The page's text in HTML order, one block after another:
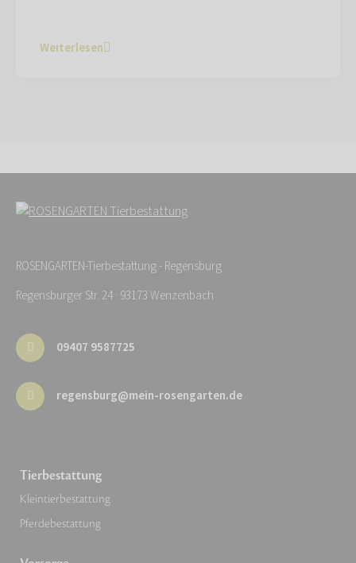
Weiterlesen
ROSENGARTEN-Tierbestattung - Regensburg
Regensburger Str. 24 · 93173 Wenzenbach
09407 9587725
regensburg@mein-rosengarten.de
Tierbestattung
Kleintierbestattung
Pferdebestattung